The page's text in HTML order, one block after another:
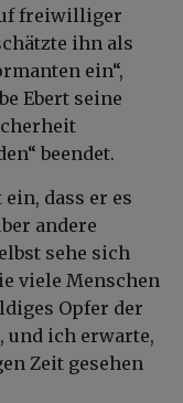
freiwilliger
ihn als
ein“,
Ebert seine
beendet.
dass er es
andere
sehe sich
viele Menschen
Opfer der
und ich erwarte,
Zeit gesehen